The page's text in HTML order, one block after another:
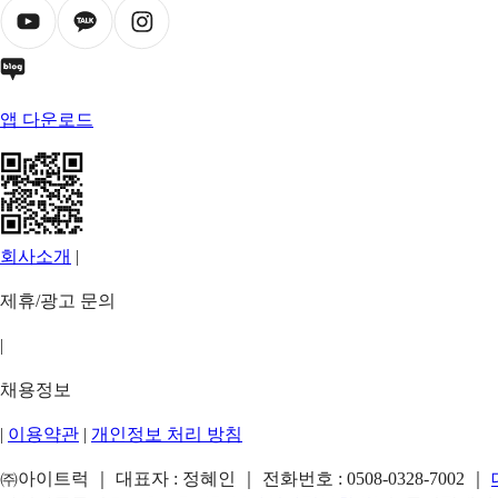
앱 다운로드
회사소개 |
제휴/광고 문의
|
채용정보
| 이용약관 | 개인정보 처리 방침
㈜아이트럭 ｜ 대표자 : 정혜인 ｜ 전화번호 : 0508-0328-7002